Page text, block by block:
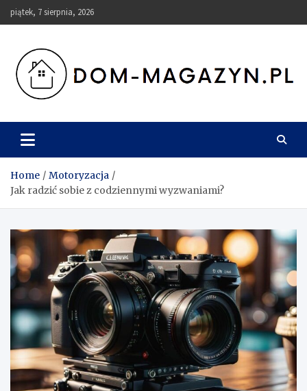
Skip
to
piątek, 7 sierpnia, 2026
Dom-Magazyn.pl
Home
Motoryzacja
Jak radzić sobie z codziennymi wyzwaniami?